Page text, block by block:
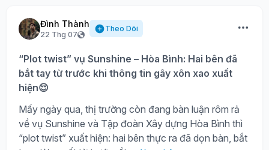
Đình Thành
22 Thg 07
Theo Dõi
“Plot twist” vụ Sunshine – Hòa Bình: Hai bên đã
bắt tay từ trước khi thông tin gây xôn xao xuất
hiện😌
Mấy ngày qua, thị trường còn đang bàn luận rôm rả
về vụ Sunshine và Tập đoàn Xây dựng Hòa Bình thì
“plot twist” xuất hiện: hai bên thực ra đã dọn bàn, bắt